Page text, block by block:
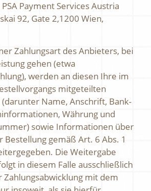
Payment Services Austria
92, Gate 2,1200 Wien,
Zahlungsart des Anbieters, bei
gehen (etwa
werden an diesen Ihre im
mitgeteilten
Name, Anschrift, Bank-
Währung und
sowie Informationen über
Bestellung gemäß Art. 6 Abs. 1
Die Weitergabe
in diesem Falle ausschließlich
Zahlungsabwicklung mit dem